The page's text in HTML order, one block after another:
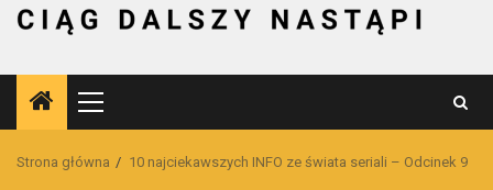
Menu
główne
Strona główna 10 najciekawszych INFO ze świata seriali – Odcinek 9